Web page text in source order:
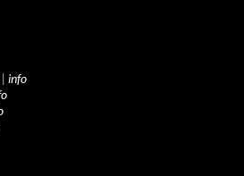
| info